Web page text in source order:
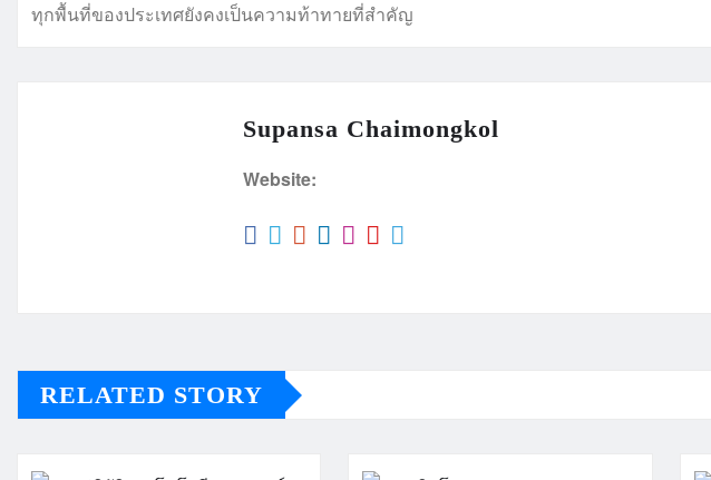
ทุกพื้นที่ของประเทศยังคงเป็นความท้าทายที่สำคัญ
Supansa Chaimongkol
Website:
RELATED STORY